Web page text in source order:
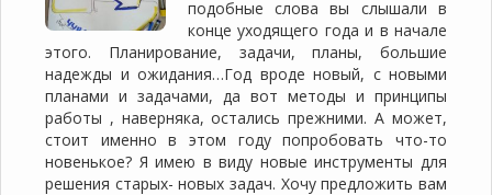
подобные слова вы слышали в
конце уходящего года и в начале
этого. Планирование, задачи, планы, большие
надежды и ожидания…Год вроде новый, с новыми
планами и задачами, да вот методы и принципы
работы , наверняка, остались прежними. А может,
стоит именно в этом году попробовать что-то
новенькое? Я имею в виду новые инструменты для
решения старых- новых задач. Хочу предложить вам